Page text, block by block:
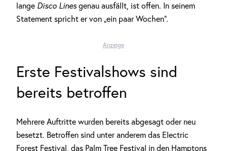
lange Disco Linesgenau ausfällt, ist offen. In seinem
Statement spricht er von „ein paar Wochen“.
Anzeige
Erste Festivalshows sind
bereits betroffen
Mehrere Auftritte wurden bereits abgesagt oder neu
besetzt. Betroffen sind unter anderem das Electric
Forest Festival, das Palm Tree Festival in den Hamptons